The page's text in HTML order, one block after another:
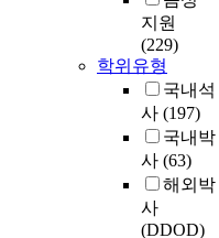
지원
(229)
학위유형
국내석
사 (197)
국내박
사 (63)
해외박
사
(DDOD)